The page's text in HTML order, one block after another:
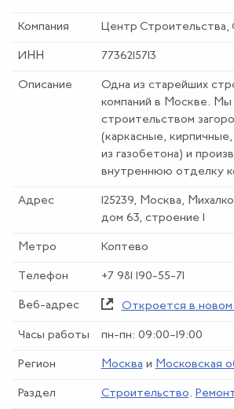
Компания Центр
ИНН 7736215713
Описание
Одна из старейших
компаний в Москве. Мы
строительством
(каркасные, кирпичные,
из газобетона) и
внутреннюю отделку
Адрес
125239, Москва,
дом 63, строение 1
Метро Коптево
Телефон +7 981 190-55-71
Веб-адрес Откроется в новом
Часы работы пн-пн: 09:00–19:00
Регион Москва и Московская
Раздел Строительство.